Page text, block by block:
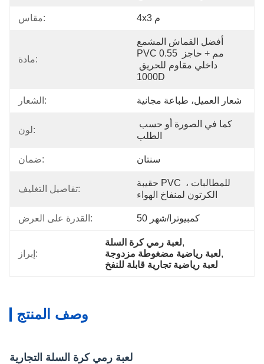
مقاس: 4x3 م
مادة:
أفضل القماش المشمع
PVC 0.55 مم + حاجز
1000D
الشعار: شعار العميل، طباعة مجانية
لون:
الطلب
ضمان: سنتان
تفاصيل التغليف:
حقيبة PVC للمطالبات ،
الكرتون لمنفاخ الهواء
القدرة على العرض: 50 كمبيوترا/شهر
إبراز:
لعبة رمي كرة السلة,
لعبة رياضية مضغوطة مزدوجة,
لعبة رياضية تجارية قابلة للنفخ
وصف المنتج
لعبة رمي كرة السلة التجارية